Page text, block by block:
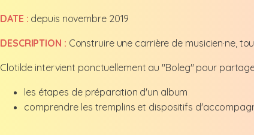
DATE : depuis novembre 2019
DESCRIPTION : Construire une carrière de musicien·ne,
Clotilde intervient ponctuellement au "Boleg" pour
les étapes de préparation d'un album
comprendre les tremplins et dispositifs